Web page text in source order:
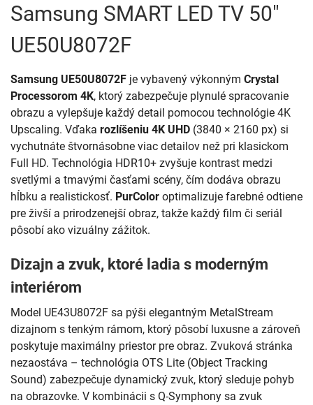
Samsung SMART LED TV 50"
UE50U8072F
Samsung UE50U8072F je vybavený výkonným Crystal
Processorom 4K, ktorý zabezpečuje plynulé spracovanie
obrazu a vylepšuje každý detail pomocou technológie 4K
Upscaling. Vďaka rozlíšeniu 4K UHD (3840 × 2160 px) si
vychutnáte štvornásobne viac detailov než pri klasickom
Full HD. Technológia HDR10+ zvyšuje kontrast medzi
svetlými a tmavými časťami scény, čím dodáva obrazu
hĺbku a realistickosť. PurColor optimalizuje farebné odtiene
pre živší a prirodzenejší obraz, takže každý film či seriál
pôsobí ako vizuálny zážitok.
Dizajn a zvuk, ktoré ladia s moderným
interiérom
Model UE43U8072F sa pýši elegantným MetalStream
dizajnom s tenkým rámom, ktorý pôsobí luxusne a zároveň
poskytuje maximálny priestor pre obraz. Zvuková stránka
nezaostáva – technológia OTS Lite (Object Tracking
Sound) zabezpečuje dynamický zvuk, ktorý sleduje pohyb
na obrazovke. V kombinácii s Q-Symphony sa zvuk